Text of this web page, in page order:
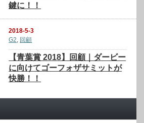
鍵に！！
2018-5-3
G2, 回顧
【青葉賞 2018】回顧｜ダービー
に向けてゴーフォザサミットが
快勝！！